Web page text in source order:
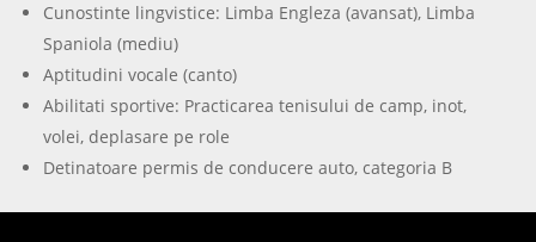
Cunostinte lingvistice: Limba Engleza (avansat), Limba
Spaniola (mediu)
Aptitudini vocale (canto)
Abilitati sportive: Practicarea tenisului de camp, inot,
volei, deplasare pe role
Detinatoare permis de conducere auto, categoria B